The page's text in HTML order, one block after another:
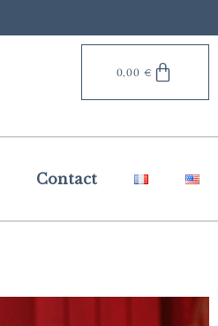
0,00€
Contact